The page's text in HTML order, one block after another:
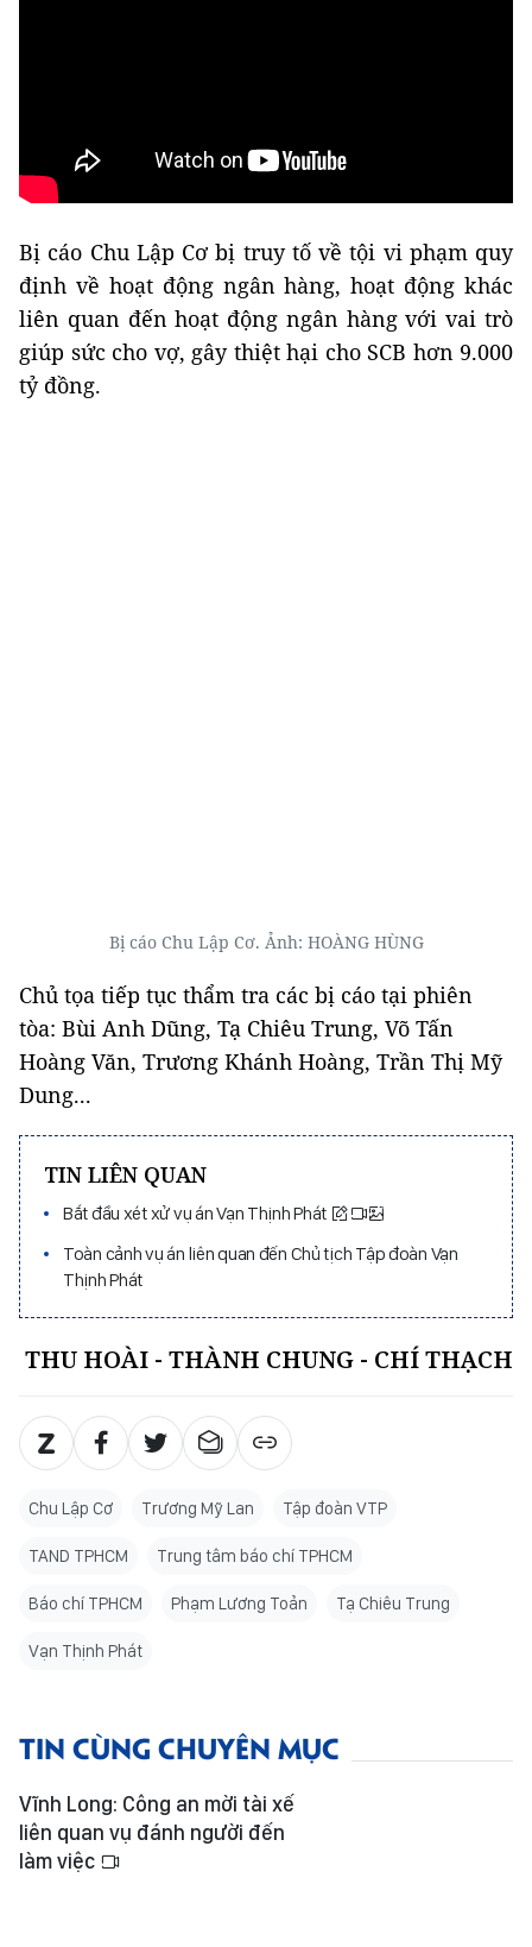
Bị cáo Chu Lập Cơ bị truy tố về tội vi phạm quy
định về hoạt động ngân hàng, hoạt động khác
liên quan đến hoạt động ngân hàng với vai trò
giúp sức cho vợ, gây thiệt hại cho SCB hơn 9.000
tỷ đồng.
Bị cáo Chu Lập Cơ. Ảnh: HOÀNG HÙNG
Chủ tọa tiếp tục thẩm tra các bị cáo tại phiên
tòa: Bùi Anh Dũng, Tạ Chiêu Trung, Võ Tấn
Hoàng Văn, Trương Khánh Hoàng, Trần Thị Mỹ
Dung...
TIN LIÊN QUAN
Bắt đầu xét xử vụ án Vạn Thịnh Phát
Toàn cảnh vụ án liên quan đến Chủ tịch Tập đoàn Vạn
Thịnh Phát
THU HOÀI - THÀNH CHUNG - CHÍ THẠCH
Chu Lập Cơ Trương Mỹ Lan Tập đoàn VTP
TAND TPHCM Trung tâm báo chí TPHCM
Báo chí TPHCM Phạm Lương Toản Tạ Chiêu Trung
Vạn Thịnh Phát
TIN CÙNG CHUYÊN MỤC
Vĩnh Long: Công an mời tài xế
liên quan vụ đánh người đến
làm việc